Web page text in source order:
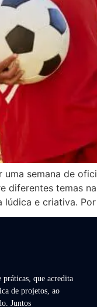
semana de
diferentes temas
lúdica e criativa.
práticas, que acredita
de projetos, ao
Juntos